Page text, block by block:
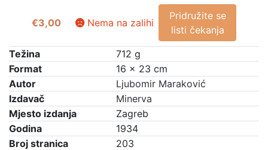
€3,00 Nema na zalihi
Pridružite se
listi čekanja
Težina
712 g
Format
16 × 23 cm
Autor
Ljubomir Maraković
Izdavač
Minerva
Mjesto izdanja
Zagreb
Godina
1934
Broj stranica
203